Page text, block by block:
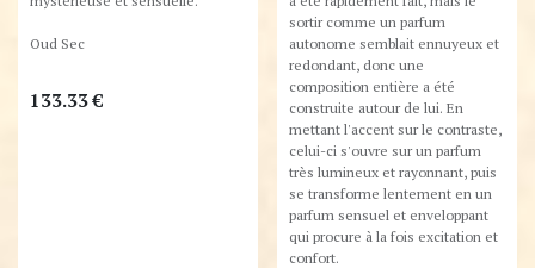
Oud Sec
133.33€
sortir comme un parfum
autonome semblait ennuyeux et
redondant, donc une
composition entière a été
construite autour de lui. En
mettant l'accent sur le contraste,
celui-ci s'ouvre sur un parfum
très lumineux et rayonnant, puis
se transforme lentement en un
parfum sensuel et enveloppant
qui procure à la fois excitation et
confort.